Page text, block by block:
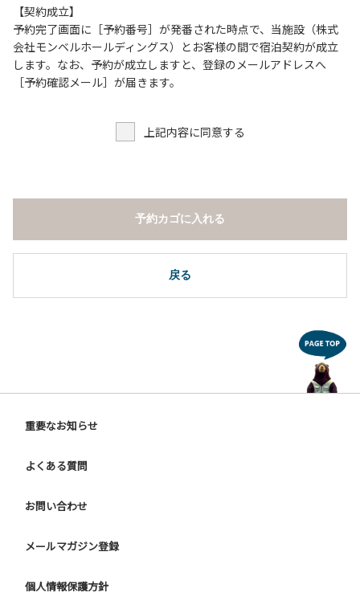
８.テラスでのBBQの利用後は、炭の鎮火の確認をお願いい
たします。
【団体宿泊棟ご利用上の注意事項ならびに禁止事項】
１.食堂や厨房の共用部の独占利用はご遠慮ください。
４.調度品などの持ち出しはしないでください。
７.周囲に迷惑となるような行為（夜間の大声での談笑等）や
他人に嫌悪感を与えるような行為はお止めください。
８.地面での直火による焚き火、BBQ、キャンプファイヤー
は禁止します。
【契約成立】
予約完了画面に［予約番号］が発番された時点で、当施設（株式
会社モンベルホールディングス）とお客様の間で宿泊契約が成立
します。なお、予約が成立しますと、登録のメールアドレスへ
［予約確認メール］が届きます。
上記内容に同意する
戻る
予約カゴに入れる
重要なお知らせ
よくある質問
お問い合わせ
メールマガジン登録
個人情報保護方針